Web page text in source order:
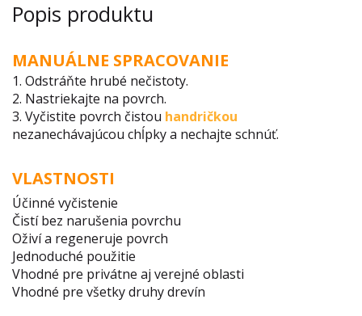
Popis produktu
MANUÁLNE SPRACOVANIE
1. Odstráňte hrubé nečistoty.
2. Nastriekajte na povrch.
3. Vyčistite povrch čistou handričkou
nezanechávajúcou chĺpky a nechajte schnúť.
VLASTNOSTI
Účinné vyčistenie
Čistí bez narušenia povrchu
Oživí a regeneruje povrch
Jednoduché použitie
Vhodné pre privátne aj verejné oblasti
Vhodné pre všetky druhy drevín